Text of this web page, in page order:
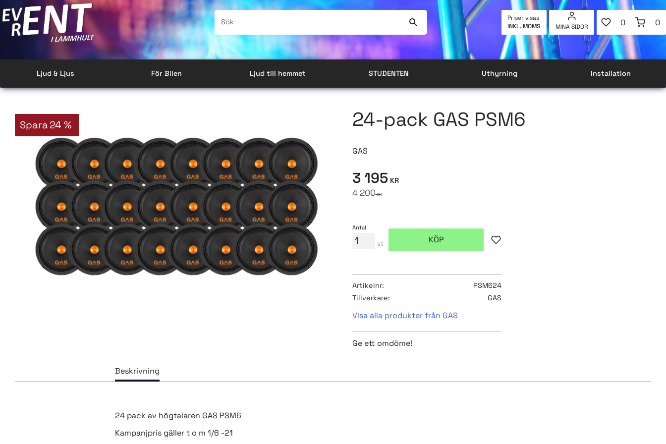
Priser visas
INKL. MOMS
MINA SIDOR
FAVORITER
ANTAL
0 0
Ljud & Ljus För Bilen Ljud till hemmet STUDENTEN Uthyrning Installation
24-pack GAS PSM6
GAS
Spara24 %
Nedsatt pris:
3 195KR
Ordinarie pris:
4 200KR
Antal
st KÖP Lägg till i favoriter
Artikelnr
PSM624
Tillverkare
GAS
Visa alla produkter från GAS
Ge ett omdöme!
24 pack av högtalaren GAS PSM6
Kampanjpris gäller t o m 1/6 -21